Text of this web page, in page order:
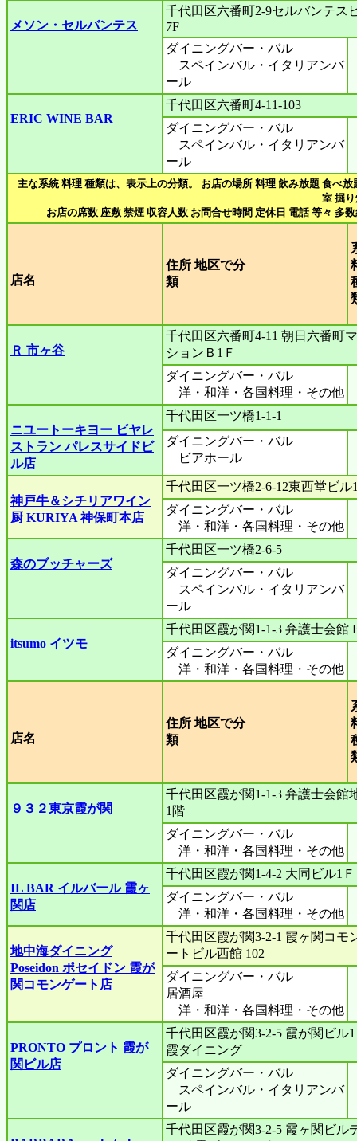
メソン・セルバンテス
千代田区六番町2-9セルバンテス
7F
ダイニングバー・バル
スペインバル・イタリアンバ
ール
ERIC WINE BAR
千代田区六番町4-11-103
ダイニングバー・バル
スペインバル・イタリアンバ
ール
主な系統 料理 種類は、表示上の分類。 お店の場所 料理 飲み放題 食べ放
室 掘
お店の席数 座敷 禁煙 収容人数 お問合せ時間 定休日 電話 等々 多
店名
住所 地区で分
類
Ｒ 市ヶ谷
千代田区六番町4‐11 朝日六番町
ションＢ1Ｆ
ダイニングバー・バル
洋・和洋・各国料理・その他
ニユートーキヨー ビヤレ
ストラン パレスサイドビ
ル店
千代田区一ツ橋1-1-1
ダイニングバー・バル
ビアホール
神戸牛＆シチリアワイン
厨 KURIYA 神保町本店
千代田区一ツ橋2-6-12東西堂ビル
ダイニングバー・バル
洋・和洋・各国料理・その他
森のブッチャーズ
千代田区一ツ橋2-6-5
ダイニングバー・バル
スペインバル・イタリアンバ
ール
itsumo イツモ
千代田区霞が関1-1-3 弁護士会館
ダイニングバー・バル
洋・和洋・各国料理・その他
店名
住所 地区で分
類
９３２東京霞が関
千代田区霞が関1-1-3 弁護士会館
1階
ダイニングバー・バル
洋・和洋・各国料理・その他
IL BAR イルバール 霞ヶ
関店
千代田区霞が関1-4-2 大同ビル1Ｆ
ダイニングバー・バル
洋・和洋・各国料理・その他
地中海ダイニング
Poseidon ポセイドン 霞が
関コモンゲート店
千代田区霞が関3-2-1 霞ヶ関コモ
ートビル西館 102
ダイニングバー・バル
居酒屋
洋・和洋・各国料理・その他
PRONTO プロント 霞が
関ビル店
千代田区霞が関3-2-5 霞が関ビル
霞ダイニング
ダイニングバー・バル
スペインバル・イタリアンバ
ール
千代田区霞が関3-2-5 霞ヶ関ビル